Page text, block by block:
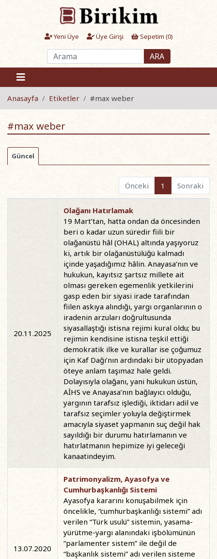
Yeni Üye Üye Girişi Sepetim (0)
ARA
Anasayfa Etiketler #max weber
#max weber
Güncel
Önceki 1 Sonraki
20.11.2025
Olağanı Hatırlamak
19 Mart’tan, hatta ondan da öncesinden
beri o kadar uzun süredir fiili bir
olağanüstü hâl (OHAL) altında yaşıyoruz
ki, artık bir olağanüstülüğü kalmadı
içinde yaşadığımız hâlin. Anayasa’nın ve
hukukun, kayıtsız şartsız millete ait
olması gereken egemenlik yetkilerini
gasp eden bir siyasi irade tarafından
fiilen askıya alındığı, yargı organlarının o
iradenin arzuları doğrultusunda
siyasallaştığı istisna rejimi kural oldu; bu
rejimin kendisine istisna teşkil ettiği
demokratik ilke ve kurallar ise çoğumuz
için Kaf Dağı’nın ardındaki bir ütopyadan
öteye anlam taşımaz hale geldi.
Dolayısıyla olağanı, yani hukukun üstün,
AİHS ve Anayasa’nın bağlayıcı olduğu,
yargının tarafsız işlediği, iktidarı adil ve
tarafsız seçimler yoluyla değiştirmek
amacıyla siyaset yapmanın suç değil hak
sayıldığı bir durumu hatırlamanın ve
hatırlatmanın hepimize iyi geleceği
kanaatindeyim.
13.07.2020
Patrimonyalizm, Ayasofya ve
Cumhurbaşkanlığı Sistemi
Ayasofya kararını konuşabilmek için
öncelikle, “cumhurbaşkanlığı sistemi” adı
verilen “Türk usulü” sistemin, yasama-
yürütme-yargı alanındaki işbölümünün
“parlamenter sistem” ile değil de
“başkanlık sistemi” adı verilen sisteme